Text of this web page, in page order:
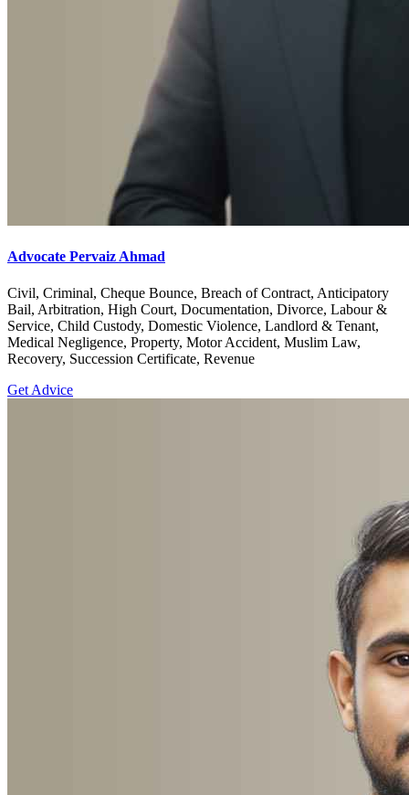
Advocate Pervaiz Ahmad
Civil, Criminal, Cheque Bounce, Breach of Contract, Anticipatory
Bail, Arbitration, High Court, Documentation, Divorce, Labour &
Service, Child Custody, Domestic Violence, Landlord & Tenant,
Medical Negligence, Property, Motor Accident, Muslim Law,
Recovery, Succession Certificate, Revenue
Get Advice